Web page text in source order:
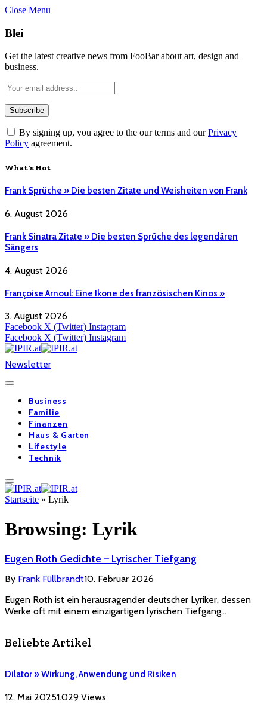
Close Menu
Blei
Get the latest creative news from FooBar about art, design and
business.
By signing up, you agree to the our terms and ourPrivacy
Policy agreement.
What's Hot
Frank Sprüche » Die besten Zitate und Weisheiten von Frank
6. August 2026
Frank Sinatra Zitate » Die besten Sprüche des legendären
Sängers
4. August 2026
Françoise Arnoul: Eine Ikone des französischen Kinos »
3. August 2026
Facebook X (Twitter) Instagram
Facebook X (Twitter) Instagram
Newsletter
Business
Familie
Finanzen
Haus & Garten
Lifestyle
Technik
Startseite » Lyrik
Browsing: Lyrik
Eugen Roth Gedichte – Lyrischer Tiefgang
By Frank Füllbrandt10. Februar 2026
Eugen Roth ist ein herausragender deutscher Lyriker, dessen
Werke oft mit einem einzigartigen lyrischen Tiefgang…
Beliebte Artikel
Dilator » Wirkung, Anwendung und Risiken
12. Mai 20251.029 Views